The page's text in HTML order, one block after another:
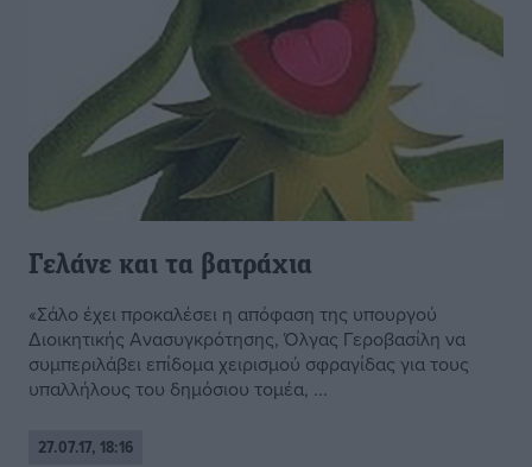
Γελάνε και τα βατράχια
«Σάλο έχει προκαλέσει η απόφαση της υπουργού
Διοικητικής Ανασυγκρότησης, Όλγας Γεροβασίλη να
συμπεριλάβει επίδομα χειρισμού σφραγίδας για τους
υπαλλήλους του δημόσιου τομέα, ...
27.07.17, 18:16